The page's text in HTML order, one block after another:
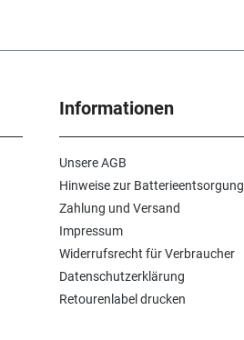
Informationen
Unsere AGB
Hinweise zur Batterieentsorgung
Zahlung und Versand
Impressum
Widerrufsrecht für Verbraucher
Datenschutzerklärung
Retourenlabel drucken